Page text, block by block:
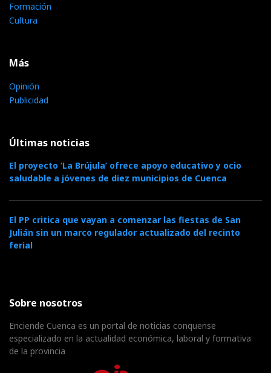
Formación
Cultura
Más
Opinión
Publicidad
Últimas noticias
El proyecto ‘La Brújula’ ofrece apoyo educativo y ocio
saludable a jóvenes de diez municipios de Cuenca
El PP critica que vayan a comenzar las fiestas de San
Julián sin un marco regulador actualizado del recinto
ferial
Sobre nosotros
Enciende Cuenca es un portal de noticias conquense
especializado en la actualidad económica, laboral y formativa
de la provincia